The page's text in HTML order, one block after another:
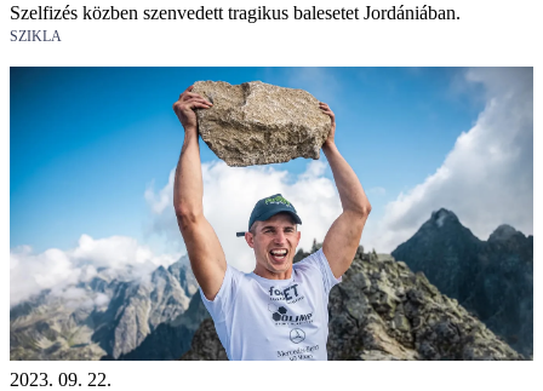
Szelfizés közben szenvedett tragikus balesetet Jordániában.
SZIKLA
2023. 09. 22.